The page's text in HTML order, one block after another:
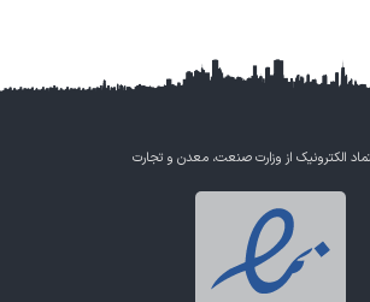
الکترونیک از وزارت صنعت، معدن و تجارت